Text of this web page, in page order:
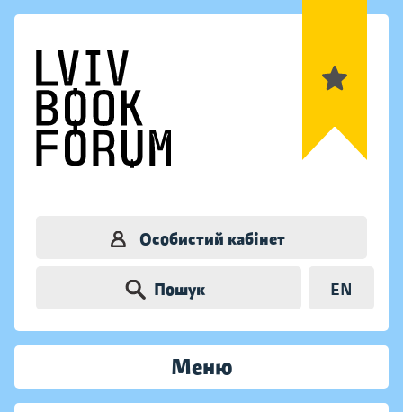
Особистий кабінет
Пошук EN
Меню